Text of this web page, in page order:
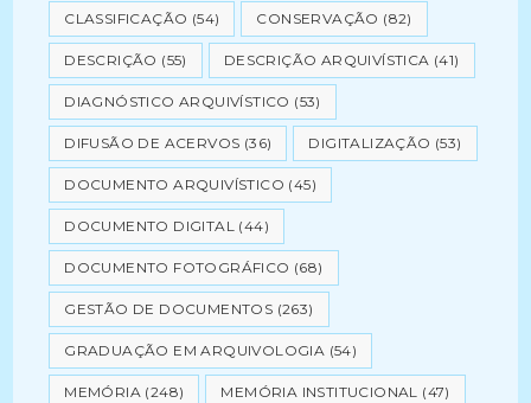
CLASSIFICAÇÃO (54) CONSERVAÇÃO (82)
DESCRIÇÃO (55) DESCRIÇÃO ARQUIVÍSTICA (41)
DIAGNÓSTICO ARQUIVÍSTICO (53)
DIFUSÃO DE ACERVOS (36) DIGITALIZAÇÃO (53)
DOCUMENTO ARQUIVÍSTICO (45)
DOCUMENTO DIGITAL (44)
DOCUMENTO FOTOGRÁFICO (68)
GESTÃO DE DOCUMENTOS (263)
GRADUAÇÃO EM ARQUIVOLOGIA (54)
MEMÓRIA (248) MEMÓRIA INSTITUCIONAL (47)